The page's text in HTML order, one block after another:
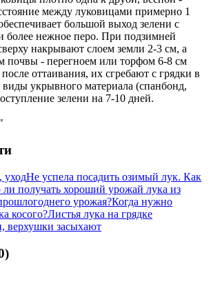
между луковицами примерно 1
большой выход зелени с
нежное перо. При подзимней
накрывают слоем земли 2-3 см, а
почвы - перегноем или торфом 6-8 см
оттаивания, их сгребают с грядки в
виды укрывного материала (спанбонд,
зелени на 7-10 дней.
уходНе успела посадить озимый лук. Как
получать хороший урожай лука из
урожая?Когда нужно
косого?Листья лука на грядке
верхушки засыхают